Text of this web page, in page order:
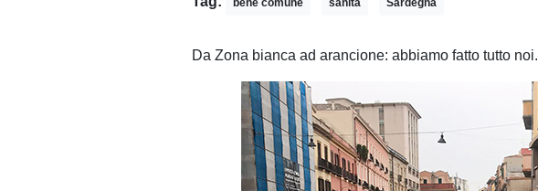
bene comune sanità Sardegna
Da Zona bianca ad arancione: abbiamo fatto tutto noi.